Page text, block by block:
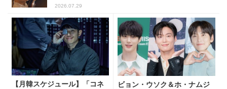
2026.07.29
【月韓スケジュール】「コネ
ビョン・ウソク＆ホ・ナムジ